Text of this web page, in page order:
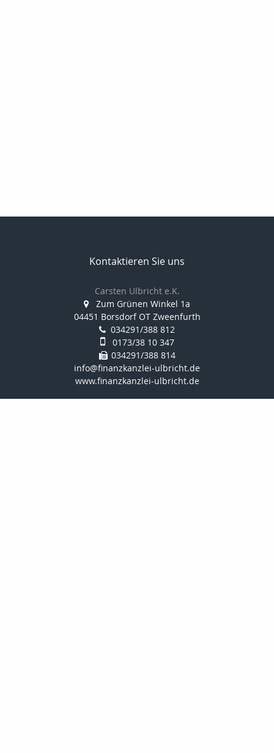
Kontaktieren Sie uns
Carsten Ulbricht e.K.
Zum Grünen Winkel 1a
04451 Borsdorf OT Zweenfurth
034291/388 812
0173/38 10 347
034291/388 814
info@finanzkanzlei-ulbricht.de
www.finanzkanzlei-ulbricht.de